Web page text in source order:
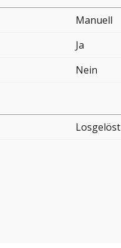
Manuell
Ja
Nein
Losgelöst